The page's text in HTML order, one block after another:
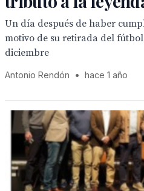
Un día después de haber
motivo de su retirada del
diciembre
Antonio Rendón • hace 1 año